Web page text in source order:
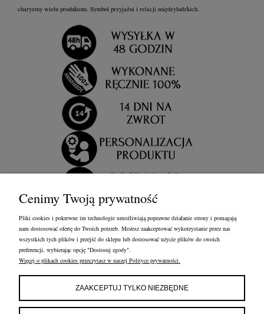
charyzmy wielu produktom. Symbol przyjaźni i relacji międzyludzkich.
OBSŁUGA KLIENTA FRANCOW JEWELRY
FRANCOW JEWELRY
Cenimy Twoją prywatność
Pliki cookies i pokrewne im technologie umożliwiają poprawne działanie strony i pomagają
nam dostosować ofertę do Twoich potrzeb. Możesz zaakceptować wykorzystanie przez nas
wszystkich tych plików i przejść do sklepu lub dostosować użycie plików do swoich
preferencji, wybierając opcję "Dostosuj zgody".
Więcej o plikach cookies przeczytasz w naszej Polityce prywatności.
ZAAKCEPTUJ TYLKO NIEZBĘDNE